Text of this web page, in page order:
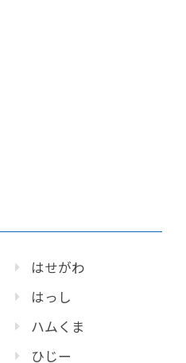
はせがわ
はっし
ハムくま
ひじー